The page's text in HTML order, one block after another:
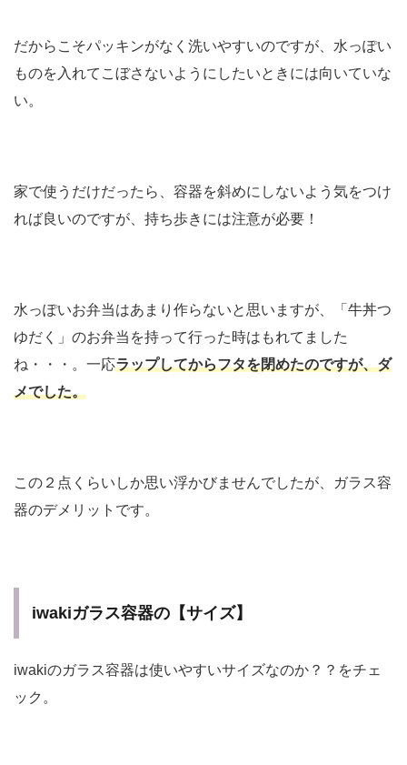
だからこそパッキンがなく洗いやすいのですが、水っぽい
ものを入れてこぼさないようにしたいときには向いていな
い。
家で使うだけだったら、容器を斜めにしないよう気をつけ
れば良いのですが、持ち歩きには注意が必要！
水っぽいお弁当はあまり作らないと思いますが、「牛丼つ
ゆだく」のお弁当を持って行った時はもれてました
ね・・・。一応ラップしてからフタを閉めたのですが、ダ
メでした。
この２点くらいしか思い浮かびませんでしたが、ガラス容
器のデメリットです。
iwakiガラス容器の【サイズ】
iwakiのガラス容器は使いやすいサイズなのか？？をチェ
ック。